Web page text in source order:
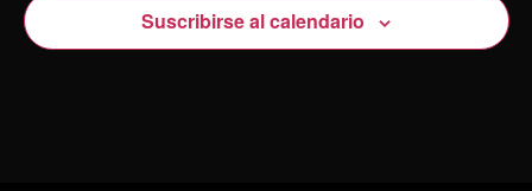
Suscribirse al calendario